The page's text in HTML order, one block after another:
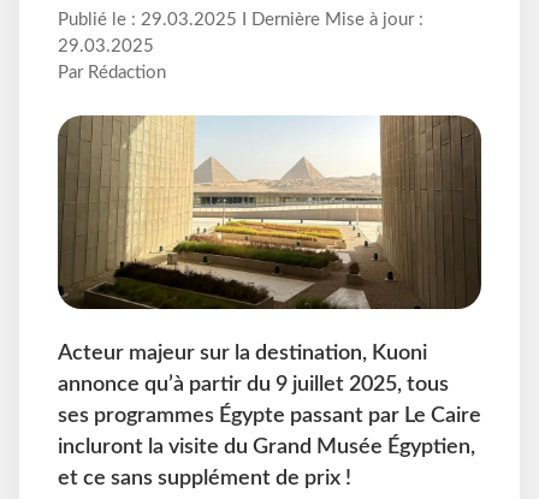
Publié le : 29.03.2025 I Dernière Mise à jour :
29.03.2025
Par Rédaction
Acteur majeur sur la destination, Kuoni
annonce qu’à partir du 9 juillet 2025, tous
ses programmes Égypte passant par Le Caire
incluront la visite du Grand Musée Égyptien,
et ce sans supplément de prix !